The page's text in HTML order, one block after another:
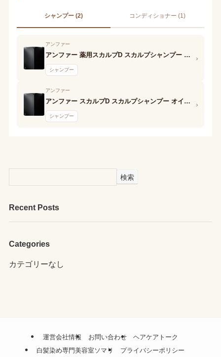
シャンプー (2) コンディショナー (1)
アンファー
アンファー 薬用スカルプD スカルプシャンプー オイリー[脂性肌用]
シャンプー
›
アンファー
アンファー スカルプD スカルプシャンプー オイリー
シャンプー
›
検索
Recent Posts
Categories
カテゴリーなし
運営会社情報 お問い合わせ
ヘアケアトーク
白髪染め専門美容室ソマリ
プライバシーポリシー